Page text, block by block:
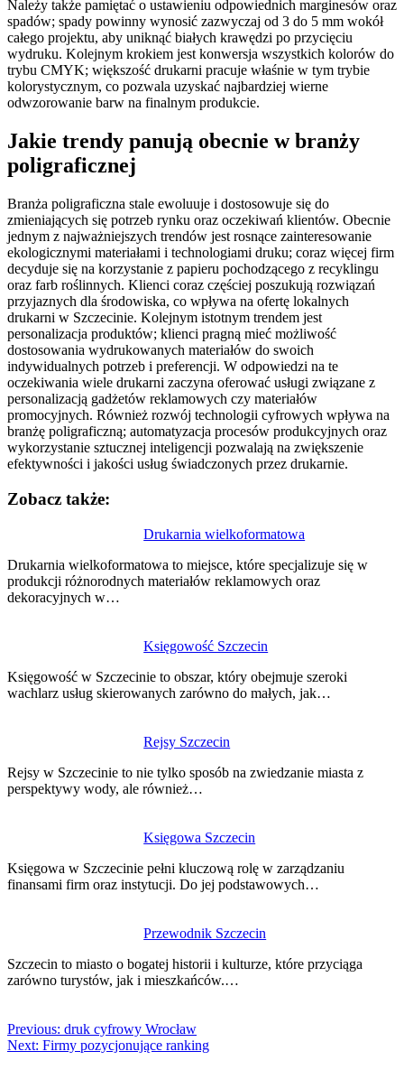
Należy także pamiętać o ustawieniu odpowiednich marginesów oraz
spadów; spady powinny wynosić zazwyczaj od 3 do 5 mm wokół
całego projektu, aby uniknąć białych krawędzi po przycięciu
wydruku. Kolejnym krokiem jest konwersja wszystkich kolorów do
trybu CMYK; większość drukarni pracuje właśnie w tym trybie
kolorystycznym, co pozwala uzyskać najbardziej wierne
odwzorowanie barw na finalnym produkcie.
Jakie trendy panują obecnie w branży
poligraficznej
Branża poligraficzna stale ewoluuje i dostosowuje się do
zmieniających się potrzeb rynku oraz oczekiwań klientów. Obecnie
jednym z najważniejszych trendów jest rosnące zainteresowanie
ekologicznymi materiałami i technologiami druku; coraz więcej firm
decyduje się na korzystanie z papieru pochodzącego z recyklingu
oraz farb roślinnych. Klienci coraz częściej poszukują rozwiązań
przyjaznych dla środowiska, co wpływa na ofertę lokalnych
drukarni w Szczecinie. Kolejnym istotnym trendem jest
personalizacja produktów; klienci pragną mieć możliwość
dostosowania wydrukowanych materiałów do swoich
indywidualnych potrzeb i preferencji. W odpowiedzi na te
oczekiwania wiele drukarni zaczyna oferować usługi związane z
personalizacją gadżetów reklamowych czy materiałów
promocyjnych. Również rozwój technologii cyfrowych wpływa na
branżę poligraficzną; automatyzacja procesów produkcyjnych oraz
wykorzystanie sztucznej inteligencji pozwalają na zwiększenie
efektywności i jakości usług świadczonych przez drukarnie.
Zobacz także:
Drukarnia wielkoformatowa
Drukarnia wielkoformatowa to miejsce, które specjalizuje się w
produkcji różnorodnych materiałów reklamowych oraz
dekoracyjnych w…
Księgowość Szczecin
Księgowość w Szczecinie to obszar, który obejmuje szeroki
wachlarz usług skierowanych zarówno do małych, jak…
Rejsy Szczecin
Rejsy w Szczecinie to nie tylko sposób na zwiedzanie miasta z
perspektywy wody, ale również…
Księgowa Szczecin
Księgowa w Szczecinie pełni kluczową rolę w zarządzaniu
finansami firm oraz instytucji. Do jej podstawowych…
Przewodnik Szczecin
Szczecin to miasto o bogatej historii i kulturze, które przyciąga
zarówno turystów, jak i mieszkańców.…
wpisu
Previous: druk cyfrowy Wrocław
Next: Firmy pozycjonujące ranking